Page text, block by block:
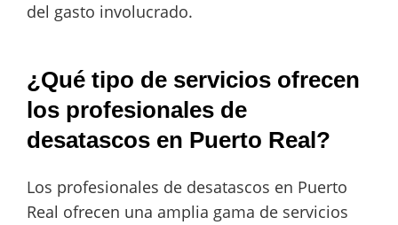
del gasto involucrado.
¿Qué tipo de servicios ofrecen
los profesionales de
desatascos en Puerto Real?
Los profesionales de desatascos en Puerto
Real ofrecen una amplia gama de servicios